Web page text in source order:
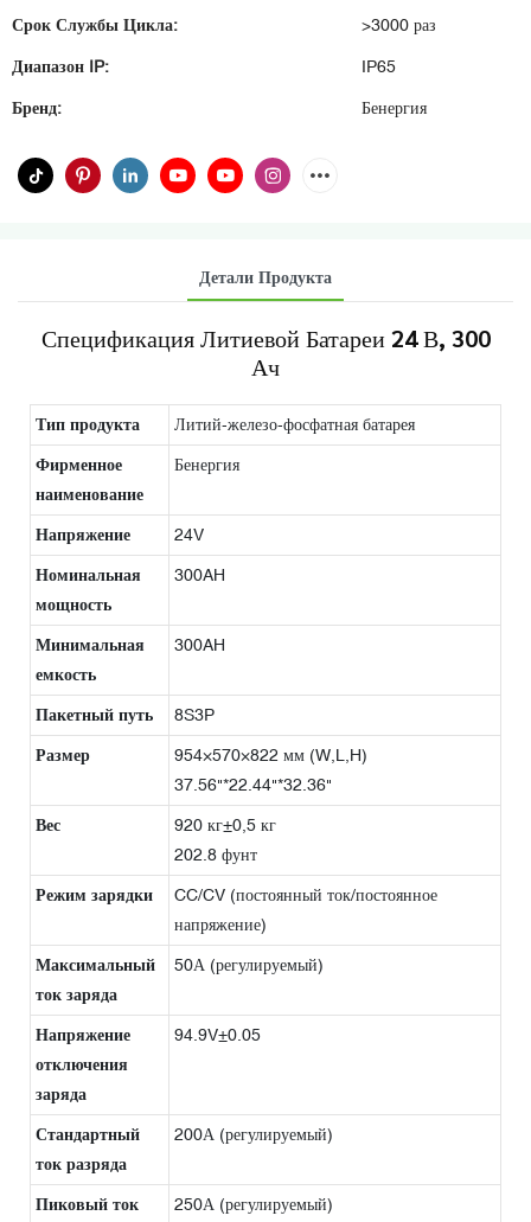
Срок Службы Цикла: >3000 раз
Диапазон IP: IP65
Бренд: Бенергия
Детали Продукта
Спецификация Литиевой Батареи 24 В, 300
Ач
Тип продукта Литий-железо-фосфатная батарея
Фирменное
наименование
Бенергия
Напряжение 24V
Номинальная
мощность
300AH
Минимальная
емкость
300AH
Пакетный путь 8S3P
Размер
954×570×822 мм (W,L,H)
37.56"*22.44"*32.36"
Вес
920 кг±0,5 кг
202.8 фунт
Режим зарядки
CC/CV (постоянный ток/постоянное
напряжение)
Максимальный
ток заряда
50А (регулируемый)
Напряжение
отключения
заряда
94.9V±0.05
Стандартный
ток разряда
200А (регулируемый)
Пиковый ток 250А (регулируемый)